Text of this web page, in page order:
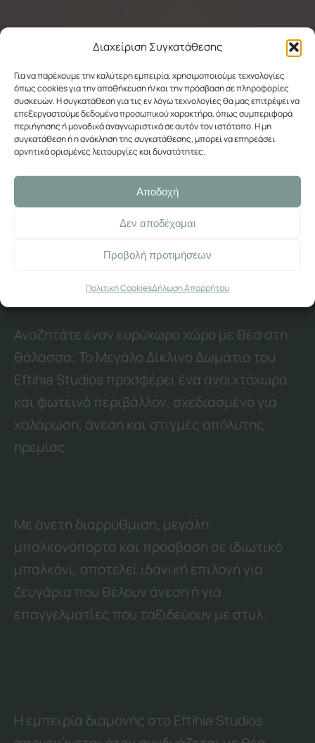
Αναζητάτε έναν ευρύχωρο χώρο με θέα στη
θάλασσα; Το Μεγάλο Δίκλινο Δωμάτιο του
και φωτεινό περιβάλλον, σχεδιασμένο για
χαλάρωση, άνεση και στιγμές απόλυτης
ηρεμίας.
Με άνετη διαρρύθμιση, μεγάλη
μπαλκονόπορτα και πρόσβαση σε ιδιωτικό
μπαλκόνι, αποτελεί ιδανική επιλογή για
ζευγάρια που θέλουν άνεση ή για
Η εμπειρία διαμονής στο Eftihia Studios
απογειώνεται όταν συνδυάζεται με θέα
χαλάρωση που χρειάζεσαι.